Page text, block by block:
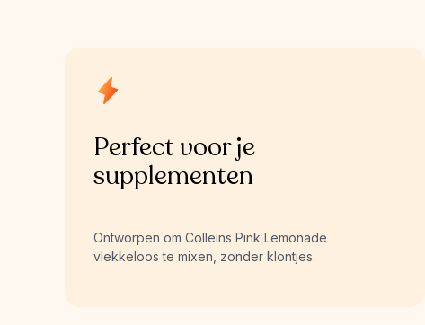
Perfect voor je
supplementen
Ontworpen om Colleins Pink Lemonade
vlekkeloos te mixen, zonder klontjes.